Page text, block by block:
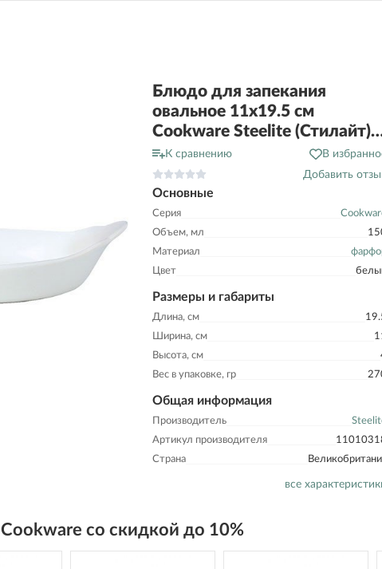
Блюдо для запекания
овальное 11х19.5 см
Cookware Steelite (Стилайт)
11010318
К сравнению
В
Добавить
Основные
Серия
Объем, мл
Материал
Цвет
Размеры и габариты
Длина, см
Ширина, см
Высота, см
Вес в упаковке, гр
Общая информация
Производитель
Артикул производителя
Страна
все
со скидкой до 10%